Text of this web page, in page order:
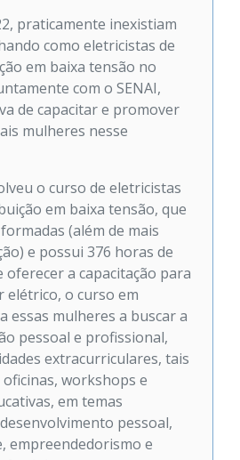
praticamente inexistiam
como eletricistas de
em baixa tensão no
com o SENAI,
de capacitar e promover
mulheres nesse
o curso de eletricistas
em baixa tensão, que
(além de mais
e possui 376 horas de
oferecer a capacitação para
elétrico, o curso em
essas mulheres a buscar a
pessoal e profissional,
extracurriculares, tais
workshops e
em temas
pessoal,
empreendedorismo e